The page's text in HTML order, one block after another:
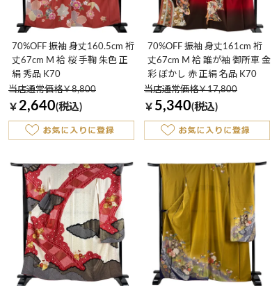
70%OFF 振袖 身丈160.5cm 裄
丈67cm M 袷 桜 手鞠 朱色 正
絹 秀品 K70
当店通常価格￥8,800
￥ 2,640(税込)
70%OFF 振袖 身丈161cm 裄
丈67cm M 袷 誰が袖 御所車 金
彩 ぼかし 赤 正絹 名品 K70
当店通常価格￥17,800
￥ 5,340(税込)